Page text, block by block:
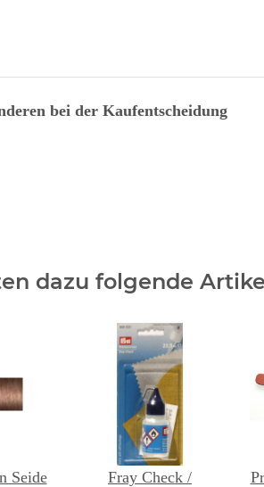
bei der Kaufentscheidung
dazu folgende
Seide
Fray Check /